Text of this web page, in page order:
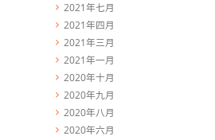
2021年七月
2021年四月
2021年三月
2021年一月
2020年十月
2020年九月
2020年八月
2020年六月